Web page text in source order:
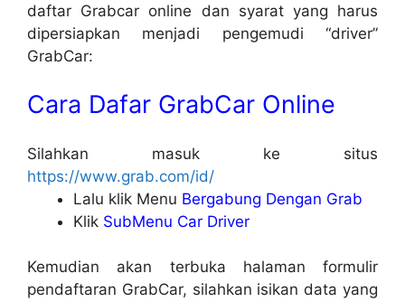
daftar Grabcar online dan syarat yang harus
dipersiapkan menjadi pengemudi “driver”
GrabCar:
Cara Dafar GrabCar Online
Silahkan masuk ke situs
https://www.grab.com/id/
Lalu klik Menu Bergabung Dengan Grab
Klik SubMenu Car Driver
Kemudian akan terbuka halaman formulir
pendaftaran GrabCar, silahkan isikan data yang